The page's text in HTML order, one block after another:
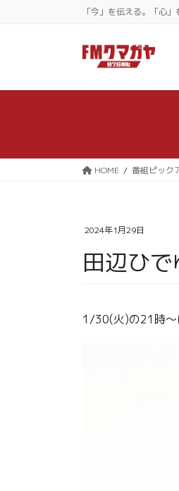
に
ョ
動
「今」を伝える。「心
HOME 番組ピック
2024年1月29日
田辺ひ
1/30(火)の21時〜